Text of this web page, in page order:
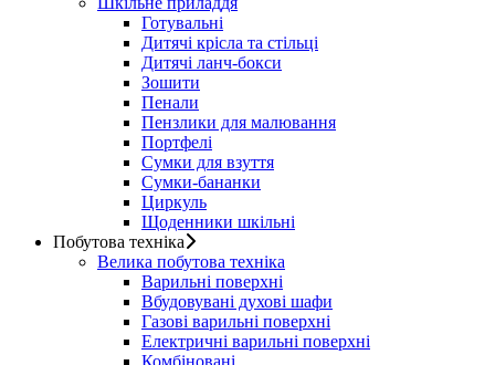
Готувальні
Дитячі крісла та стільці
Дитячі ланч-бокси
Зошити
Пенали
Пензлики для малювання
Портфелі
Сумки для взуття
Сумки-бананки
Циркуль
Щоденники шкільні
Побутова техніка
Велика побутова техніка
Варильні поверхні
Вбудовувані духові шафи
Газові варильні поверхні
Електричні варильні поверхні
Комбіновані